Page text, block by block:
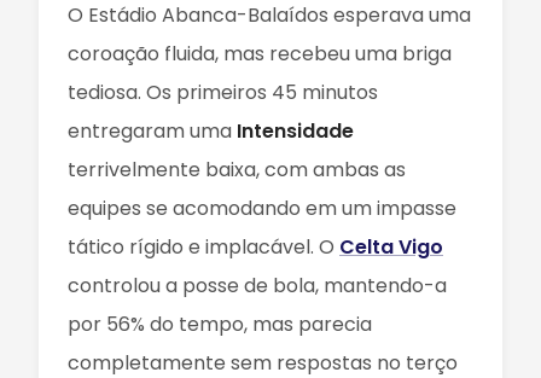
O Estádio Abanca-Balaídos esperava uma
coroação fluida, mas recebeu uma briga
tediosa. Os primeiros 45 minutos
entregaram uma Intensidade
terrivelmente baixa, com ambas as
equipes se acomodando em um impasse
tático rígido e implacável. O Celta Vigo
controlou a posse de bola, mantendo-a
por 56% do tempo, mas parecia
completamente sem respostas no terço